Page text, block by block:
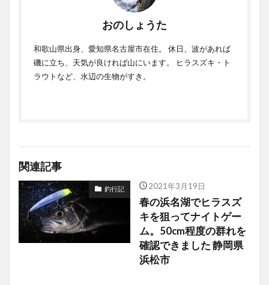
おのしょうた
和歌山県出身、愛知県名古屋市在住。 休日、波があれば
磯に立ち、天気が良ければ山にいます。 ヒラスズキ・ト
ラウトなど、水辺の生物がすき。
関連記事
釣行記 2021年3月19日
春の浜名湖でヒラスズ
キを狙ってナイトゲー
ム。50cm程度の群れを
確認できました 静岡県
浜松市